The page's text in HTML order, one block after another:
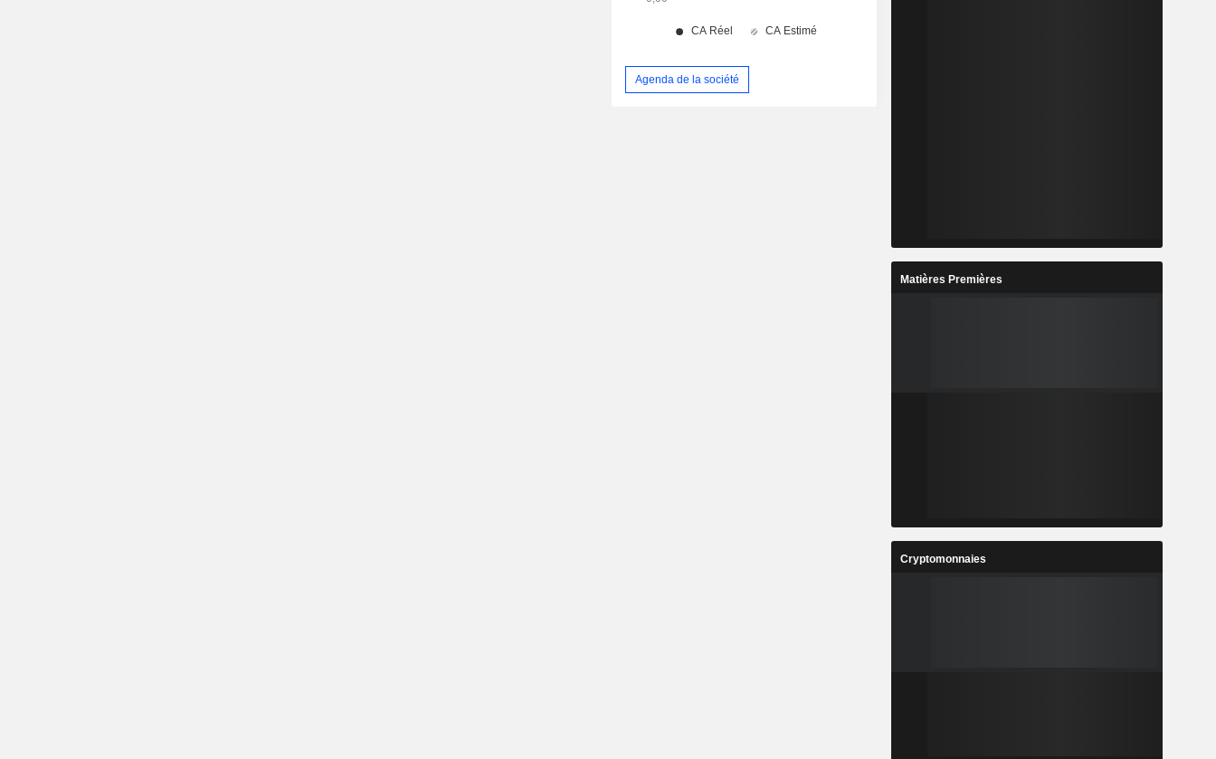
Agenda de la société
Matières Premières
Cryptomonnaies